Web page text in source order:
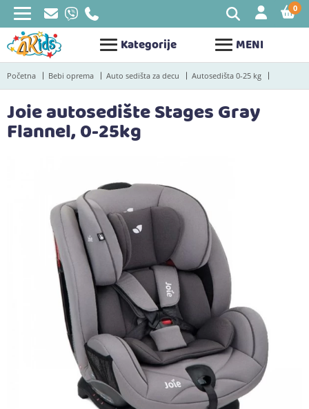
Kategorije MENI
0
Početna Bebi oprema Auto sedišta za decu Autosedišta 0-25 kg
Joie autosedište Stages Gray
Flannel, 0-25kg